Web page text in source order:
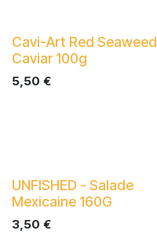
Cavi-Art Red Seaweed
Caviar 100g
5,50 €
UNFISHED - Salade
Mexicaine 160G
3,50 €